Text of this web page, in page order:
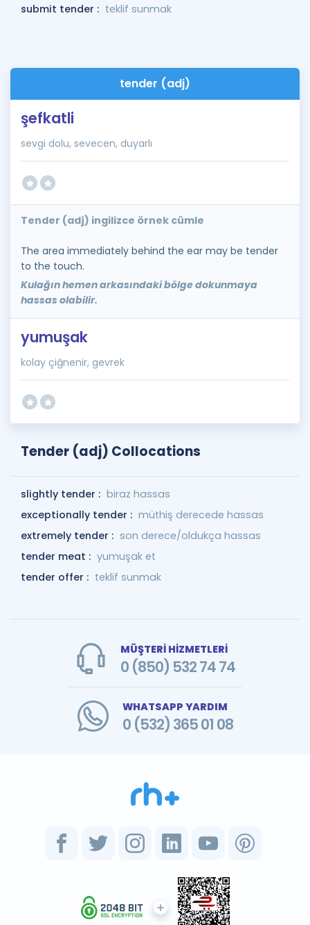
submit tender : teklif sunmak
tender (adj)
şefkatli
sevgi dolu, sevecen, duyarlı
Tender (adj) ingilizce örnek cümle
The area immediately behind the ear may be tender
to the touch.
Kulağın hemen arkasındaki bölge dokunmaya
hassas olabilir.
yumuşak
kolay çiğnenir, gevrek
Tender (adj) Collocations
slightly tender : biraz hassas
exceptionally tender : müthiş derecede hassas
extremely tender : son derece/oldukça hassas
tender meat : yumuşak et
tender offer : teklif sunmak
MÜŞTERİ HİZMETLERİ
0 (850) 532 74 74
WHATSAPP YARDIM
0 (532) 365 01 08